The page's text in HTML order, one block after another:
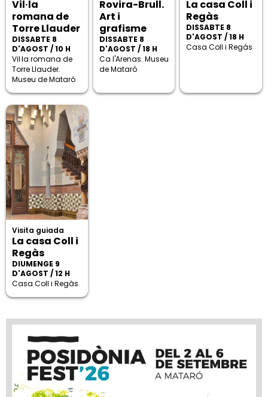
Vil·la
romana de
Torre Llauder
DISSABTE 8
D'AGOST / 10 H
Vil·la romana de
Torre Llauder.
Museu de Mataró
Rovira-Brull.
Art i
grafisme
DISSABTE 8
D'AGOST / 18 H
Ca l'Arenas. Museu
de Mataró
La casa Coll i
Regàs
DISSABTE 8
D'AGOST / 18 H
Casa Coll i Regàs
Visita guiada
La casa Coll i
Regàs
DIUMENGE 9
D'AGOST / 12 H
Casa Coll i Regàs